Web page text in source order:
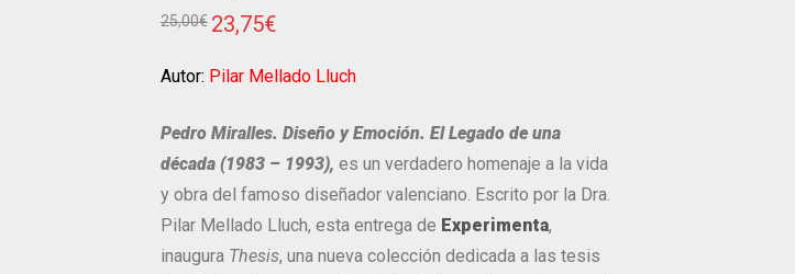
25,00€ 23,75€
Autor: Pilar Mellado Lluch
Pedro Miralles. Diseño y Emoción. El Legado de una
década (1983 – 1993), es un verdadero homenaje a la vida
y obra del famoso diseñador valenciano. Escrito por la Dra.
Pilar Mellado Lluch, esta entrega de Experimenta,
inaugura Thesis, una nueva colección dedicada a las tesis